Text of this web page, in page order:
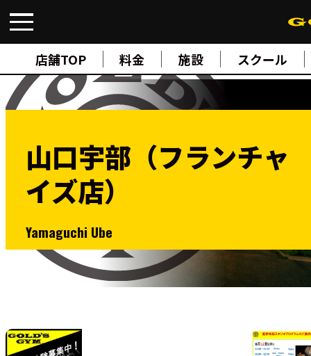
店舗TOP 料金 施設 スクール
FIND A GYM 店舗検索
ABOUT ゴールドジムについて
SUPPORTトレーニングサポート
SCHOOLスクール
STUDIO スタジオ
JOINご入会について
NEWS ニュース
SHOPオンラインストア
山口宇部（フランチャ
イズ店）
Yamaguchi Ube